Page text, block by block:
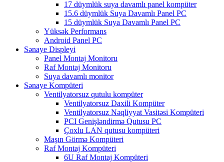
17 düymlük suya davamlı panel kompüter
15.6 düymlük Suya Davamlı Panel PC
15 düymlük Suya Davamlı Panel PC
Yüksək Performans
Android Panel PC
Sənaye Displeyi
Panel Montaj Monitoru
Raf Montaj Monitoru
Suya davamlı monitor
Sənaye Kompüteri
Ventilyatorsuz qutulu kompüter
Ventilyatorsuz Daxili Kompüter
Ventilyatorsuz Nəqliyyat Vasitəsi Kompüteri
PCI Genişləndirmə Qutusu PC
Çoxlu LAN qutusu kompüteri
Maşın Görmə Kompüteri
Raf Montaj Kompüteri
6U Raf Montaj Kompüteri